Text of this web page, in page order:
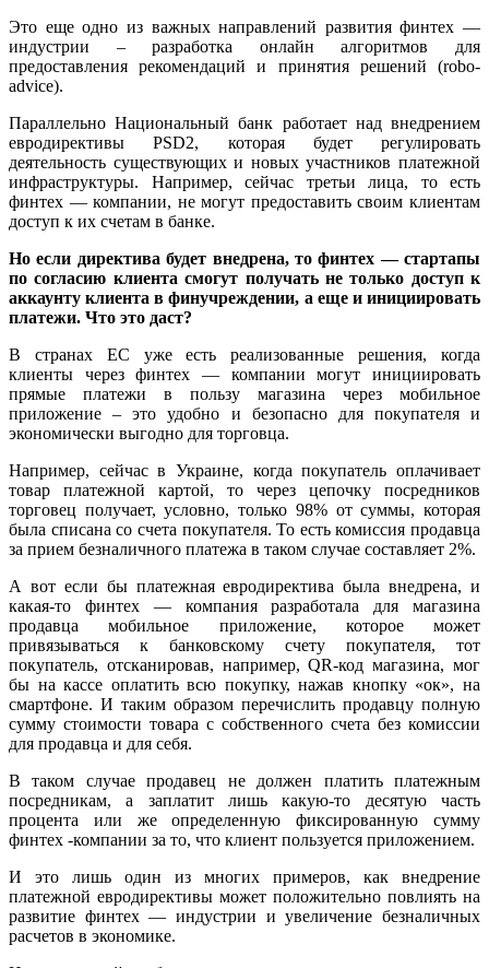
Это еще одно из важных направлений развития финтех —
индустрии – разработка онлайн алгоритмов для
предоставления рекомендаций и принятия решений (robo-
advice).
Параллельно Национальный банк работает над внедрением
евродирективы PSD2, которая будет регулировать
деятельность существующих и новых участников платежной
инфраструктуры. Например, сейчас третьи лица, то есть
финтех — компании, не могут предоставить своим клиентам
доступ к их счетам в банке.
Но если директива будет внедрена, то финтех — стартапы
по согласию клиента смогут получать не только доступ к
аккаунту клиента в финучреждении, а еще и инициировать
платежи. Что это даст?
В странах ЕС уже есть реализованные решения, когда
клиенты через финтех — компании могут инициировать
прямые платежи в пользу магазина через мобильное
приложение – это удобно и безопасно для покупателя и
экономически выгодно для торговца.
Например, сейчас в Украине, когда покупатель оплачивает
товар платежной картой, то через цепочку посредников
торговец получает, условно, только 98% от суммы, которая
была списана со счета покупателя. То есть комиссия продавца
за прием безналичного платежа в таком случае составляет 2%.
А вот если бы платежная евродиректива была внедрена, и
какая-то финтех — компания разработала для магазина
продавца мобильное приложение, которое может
привязываться к банковскому счету покупателя, тот
покупатель, отсканировав, например, QR-код магазина, мог
бы на кассе оплатить всю покупку, нажав кнопку «ок», на
смартфоне. И таким образом перечислить продавцу полную
сумму стоимости товара с собственного счета без комиссии
для продавца и для себя.
В таком случае продавец не должен платить платежным
посредникам, а заплатит лишь какую-то десятую часть
процента или же определенную фиксированную сумму
финтех -компании за то, что клиент пользуется приложением.
И это лишь один из многих примеров, как внедрение
платежной евродирективы может положительно повлиять на
развитие финтех — индустрии и увеличение безналичных
расчетов в экономике.